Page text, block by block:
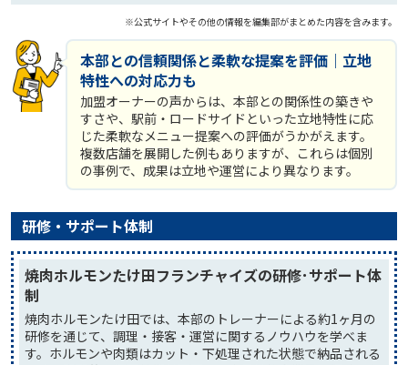
※公式サイトやその他の情報を編集部がまとめた内容を含みます。
本部との信頼関係と柔軟な提案を評価｜立地
特性への対応力も
加盟オーナーの声からは、本部との関係性の築きや
すさや、駅前・ロードサイドといった立地特性に応
じた柔軟なメニュー提案への評価がうかがえます。
複数店舗を展開した例もありますが、これらは個別
の事例で、成果は立地や運営により異なります。
研修・サポート体制
焼肉ホルモンたけ田フランチャイズの研修･サポート体
制
焼肉ホルモンたけ田では、本部のトレーナーによる約1ヶ月の
研修を通じて、調理・接客・運営に関するノウハウを学べま
す。ホルモンや肉類はカット・下処理された状態で納品される